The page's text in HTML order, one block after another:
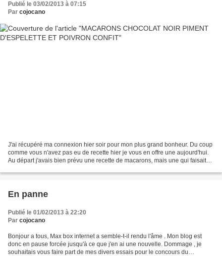
Publié le 03/02/2013 à 07:15
Par cojocano
J'ai récupéré ma connexion hier soir pour mon plus grand bonheur. Du coup
comme vous n'avez pas eu de recette hier je vous en offre une aujourd'hui.
Au départ j'avais bien prévu une recette de macarons, mais une qui faisait
En panne
Publié le 01/02/2013 à 22:20
Par cojocano
Bonjour a tous, Max box internet a semble-t-il rendu l'âme . Mon blog est
donc en pause forcée jusqu'à ce que j'en ai une nouvelle. Dommage , je
souhaitais vous faire part de mes divers essais pour le concours du